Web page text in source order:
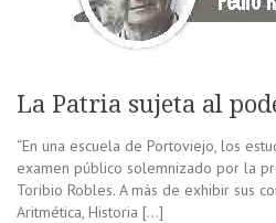
La Patria sujeta al
“En una escuela de Portoviejo, los
examen público solemnizado por la
Toribio Robles. A más de exhibir sus
Aritmética, Historia […]